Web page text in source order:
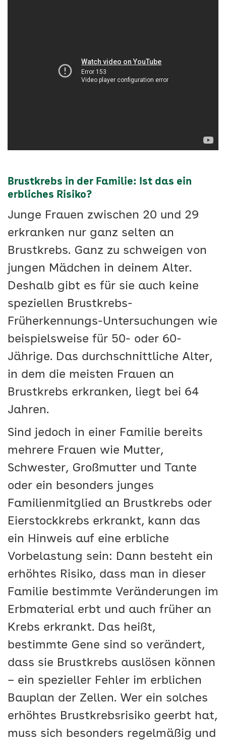
Brustkrebs in der Familie: Ist das ein
erbliches Risiko?
Junge Frauen zwischen 20 und 29
erkranken nur ganz selten an
Brustkrebs. Ganz zu schweigen von
jungen Mädchen in deinem Alter.
Deshalb gibt es für sie auch keine
speziellen Brustkrebs-
Früherkennungs-Untersuchungen wie
beispielsweise für 50- oder 60-
Jährige. Das durchschnittliche Alter,
in dem die meisten Frauen an
Brustkrebs erkranken, liegt bei 64
Jahren.
Sind jedoch in einer Familie bereits
mehrere Frauen wie Mutter,
Schwester, Großmutter und Tante
oder ein besonders junges
Familienmitglied an Brustkrebs oder
Eierstockkrebs erkrankt, kann das
ein Hinweis auf eine erbliche
Vorbelastung sein: Dann besteht ein
erhöhtes Risiko, dass man in dieser
Familie bestimmte Veränderungen im
Erbmaterial erbt und auch früher an
Krebs erkrankt. Das heißt,
bestimmte Gene sind so verändert,
dass sie Brustkrebs auslösen können
– ein spezieller Fehler im erblichen
Bauplan der Zellen. Wer ein solches
erhöhtes Brustkrebsrisiko geerbt hat,
muss sich besonders regelmäßig und